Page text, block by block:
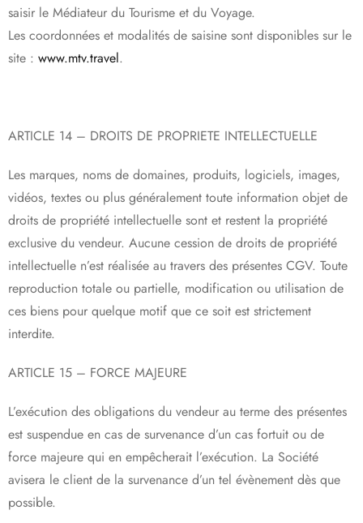
saisir le Médiateur du Tourisme et du Voyage.
Les coordonnées et modalités de saisine sont disponibles sur le
site : www.mtv.travel.
ARTICLE 14 – DROITS DE PROPRIETE INTELLECTUELLE
Les marques, noms de domaines, produits, logiciels, images,
vidéos, textes ou plus généralement toute information objet de
droits de propriété intellectuelle sont et restent la propriété
exclusive du vendeur. Aucune cession de droits de propriété
intellectuelle n’est réalisée au travers des présentes CGV. Toute
reproduction totale ou partielle, modification ou utilisation de
ces biens pour quelque motif que ce soit est strictement
interdite.
ARTICLE 15 – FORCE MAJEURE
L’exécution des obligations du vendeur au terme des présentes
est suspendue en cas de survenance d’un cas fortuit ou de
force majeure qui en empêcherait l’exécution. La Société
avisera le client de la survenance d’un tel évènement dès que
possible.